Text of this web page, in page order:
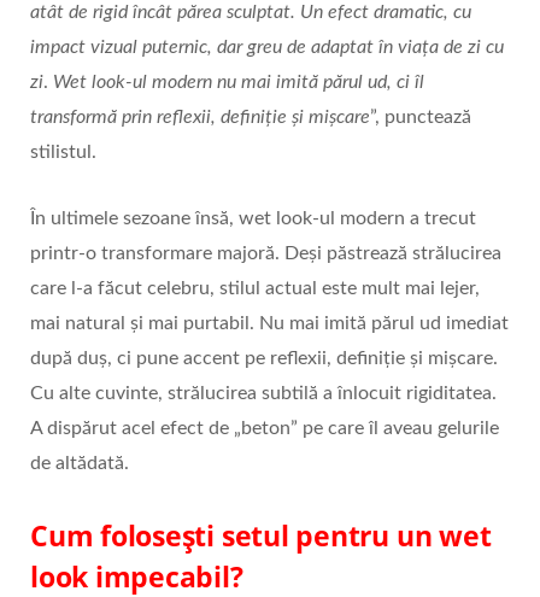
atât de rigidîncât părea sculptat. Un efect dramatic, cu
impact vizual puternic, dar greu de adaptat în viața de zi cu
zi. Wet look-ul modern nu mai imită părul ud, ci îl
transformă prin reflexii, definiție și mișcare”, punctează
stilistul.
În ultimele sezoane însă, wet look-ul modern a trecut
printr-o transformare majoră. Deși păstrează strălucirea
care l-a făcut celebru, stilul actual este mult mai lejer,
mai natural și mai purtabil. Nu mai imită părul ud imediat
după duș, ci pune accent pe reflexii, definiție și mișcare.
Cu alte cuvinte, strălucirea subtilă a înlocuit rigiditatea.
A dispărut acel efect de „beton” pe care îl aveau gelurile
de altădată.
Cum folosești setul pentru un wet
look impecabil?